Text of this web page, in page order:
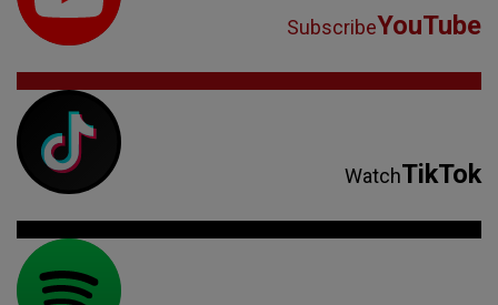
SubscribeYouTube
WatchTikTok